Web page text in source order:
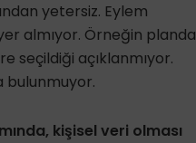
yetersiz. Eylem
almıyor. Örneğin planda
seçildiği açıklanmıyor.
bulunmuyor.
kişisel veri olması